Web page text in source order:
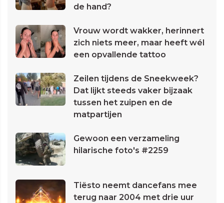
de hand?
Vrouw wordt wakker, herinnert
zich niets meer, maar heeft wél
een opvallende tattoo
Zeilen tijdens de Sneekweek?
Dat lijkt steeds vaker bijzaak
tussen het zuipen en de
matpartijen
Gewoon een verzameling
hilarische foto's #2259
Tiësto neemt dancefans mee
terug naar 2004 met drie uur